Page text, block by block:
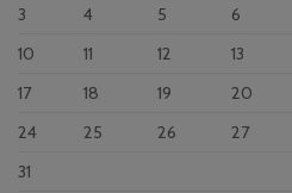
3
4 5 6
10
11 12 13
17
18 19 20
24
25 26 27
31